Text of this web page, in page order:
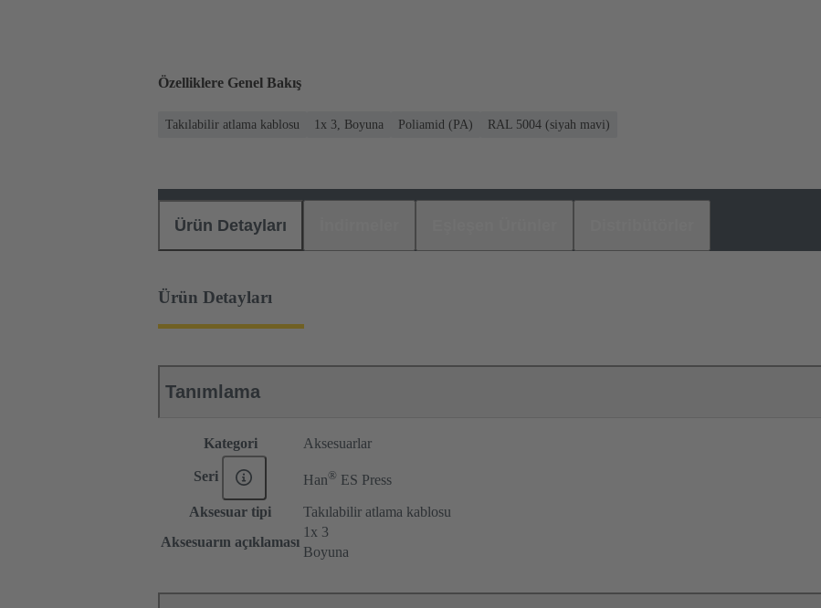
Özelliklere Genel Bakış
Takılabilir atlama kablosu 1x 3, Boyuna Poliamid (PA) RAL 5004 (siyah mavi)
Ürün Detayları
Ürün Detayları
Tanımlama
Kategori Aksesuarlar
Seri Han® ES Press
Aksesuar tipi
Takılabilir atlama kablosu
Aksesuarın açıklaması
1x 3
Boyuna